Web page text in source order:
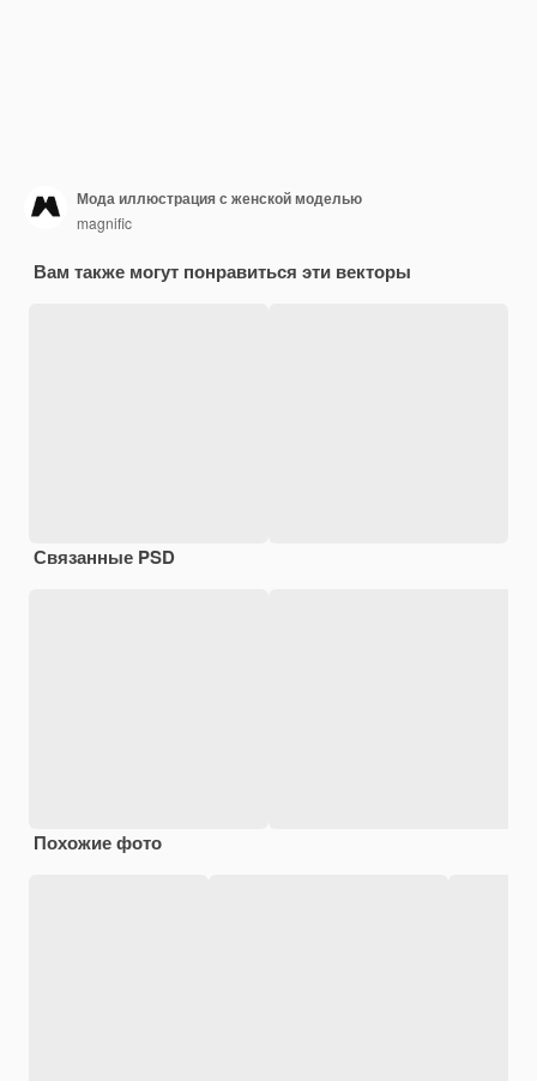
Мода иллюстрация с женской моделью
magnific
Вам также могут понравиться эти векторы
Связанные PSD
Похожие фото